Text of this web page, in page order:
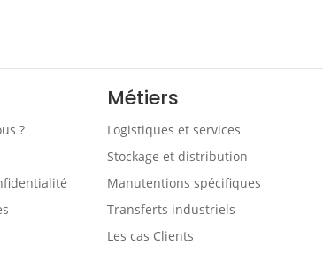
?
Métiers
Logistiques et services
Stockage et distribution
Manutentions spécifiques
Transferts industriels
Les cas Clients